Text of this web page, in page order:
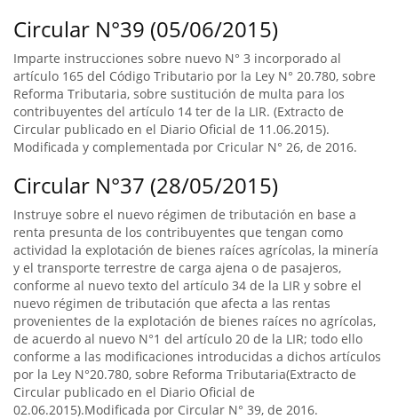
Circular N°39 (05/06/2015)
Imparte instrucciones sobre nuevo N° 3 incorporado al
artículo 165 del Código Tributario por la Ley N° 20.780, sobre
Reforma Tributaria, sobre sustitución de multa para los
contribuyentes del artículo 14 ter de la LIR. (Extracto de
Circular publicado en el Diario Oficial de 11.06.2015).
Modificada y complementada por Cricular N° 26, de 2016.
Circular N°37 (28/05/2015)
Instruye sobre el nuevo régimen de tributación en base a
renta presunta de los contribuyentes que tengan como
actividad la explotación de bienes raíces agrícolas, la minería
y el transporte terrestre de carga ajena o de pasajeros,
conforme al nuevo texto del artículo 34 de la LIR y sobre el
nuevo régimen de tributación que afecta a las rentas
provenientes de la explotación de bienes raíces no agrícolas,
de acuerdo al nuevo N°1 del artículo 20 de la LIR; todo ello
conforme a las modificaciones introducidas a dichos artículos
por la Ley N°20.780, sobre Reforma Tributaria(Extracto de
Circular publicado en el Diario Oficial de
02.06.2015).Modificada por Circular N° 39, de 2016.